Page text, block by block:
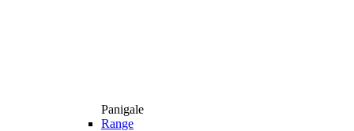
Panigale
Range